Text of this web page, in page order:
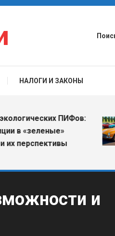
НАЛОГИ И ЗАКОНЫ
ПИФов:
«зеленые»
и